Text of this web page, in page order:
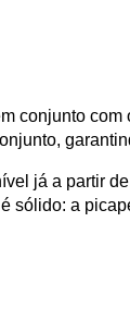
conjunto com
já a partir
sólido: a